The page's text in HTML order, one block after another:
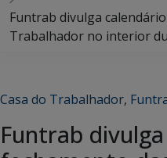
Funtrab divulga
Trabalhador no interior
Casa do Trabalhador,
Funtrab